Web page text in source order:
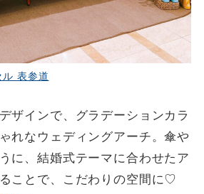
表参道
ザインで、グラデーションカラ
れなウェディングアーチ。傘や
に、結婚式テーマに合わせたア
ことで、こだわりの空間に♡